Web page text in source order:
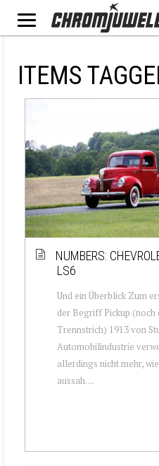
ITEMS
NUMBERS:
LS6
Und ein Überblick Zum
der Begriff Pickup (noch
Trennstrich) 1913 von
Automobilindustrie
allerdings nicht mehr,
aussah. ...